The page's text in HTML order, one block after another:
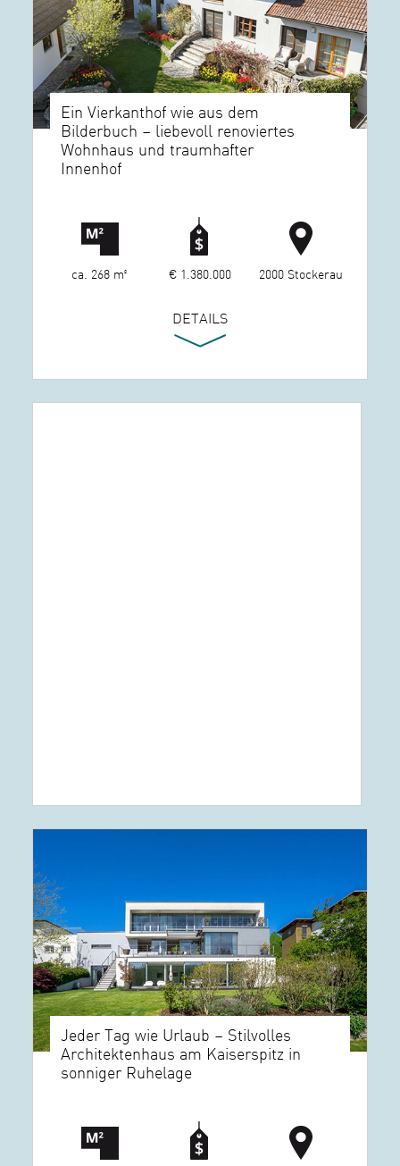
Ein Vierkanthof wie aus dem
Bilderbuch – liebevoll renoviertes
Wohnhaus und traumhafter
Innenhof
ca. 268 m² € 1.380.000 2000 Stockerau
DETAILS
Jeder Tag wie Urlaub – Stilvolles
Architektenhaus am Kaiserspitz in
sonniger Ruhelage